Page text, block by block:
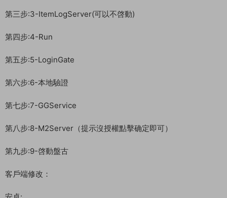
D:\必備\戰神熱更工具 獲取MD5值和大小值
D:\phpStudy\WWW\project.manifest 替換文件裏面對應得熱更
MD5值和大小值
啓動遊戲：
第一步:1-啓動網站 （點擊啓動 顯示兩個綠燈爲正常）
第二步:2-DBServer （點擊START ENGINE）
第三步:3-ItemLogServer(可以不啓動)